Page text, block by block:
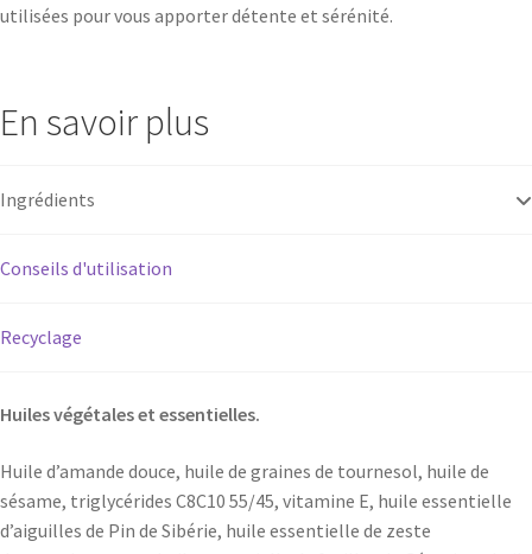
utilisées pour vous apporter détente et sérénité.
En savoir plus
Ingrédients
Conseils d'utilisation
Recyclage
Huiles végétales et essentielles.
Huile d’amande douce, huile de graines de tournesol, huile de
sésame, triglycérides C8C10 55/45, vitamine E, huile essentielle
d’aiguilles de Pin de Sibérie, huile essentielle de zeste